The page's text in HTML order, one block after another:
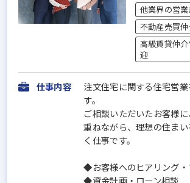
他業界の営
不動産売買
高級賃貸仲
迎
仕事内容
注文住宅に関する住宅営
す。
ご相談いただいたお客様
重ねながら、理想の住ま
く仕事です。
◆お客様へのヒアリング・
◆資金計画・ローン相談...